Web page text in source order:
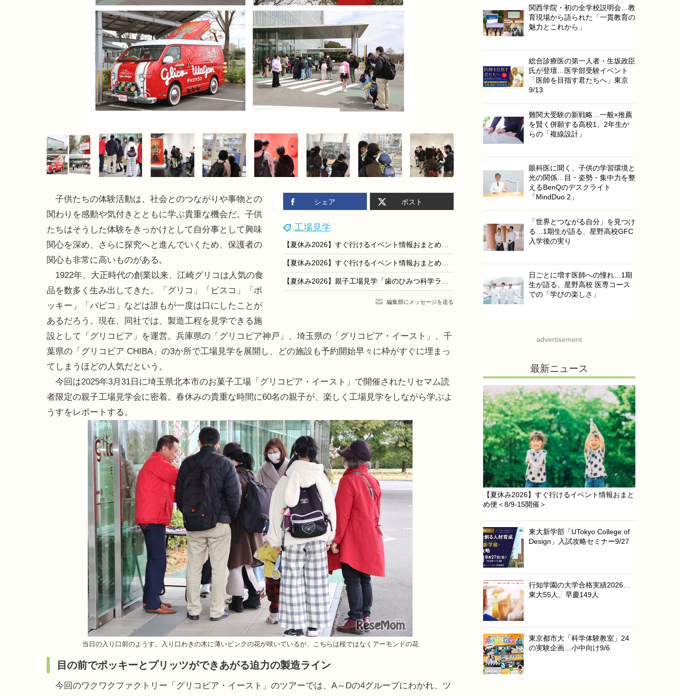
シェア ポスト
工場見学
【夏休み2026】すぐ行けるイベント情報おまとめ便＜8/9-15開催＞
【夏休み2026】すぐ行けるイベント情報おまとめ便＜8/2-8開催＞
【夏休み2026】親子工場見学「歯のひみつ科学ラボ」8/21…ホワイトエッセンス
編集部にメッセージを送る
子供たちの体験活動は、社会とのつながりや事物との
関わりを感動や気付きとともに学ぶ貴重な機会だ。子供
たちはそうした体験をきっかけとして自分事として興味
関心を深め、さらに探究へと進んでいくため、保護者の
関心も非常に高いものがある。
1922年、大正時代の創業以来、江崎グリコは人気の食
品を数多く生み出してきた。「グリコ」「ビスコ」「ポ
ッキー」「パピコ」などは誰もが一度は口にしたことが
あるだろう。現在、同社では、製造工程を見学できる施
設として「グリコピア」を運営。兵庫県の「グリコピア神戸」、埼玉県の「グリコピア・イースト」、千
葉県の「グリコピア CHIBA」の3か所で工場見学を展開し、どの施設も予約開始早々に枠がすぐに埋まっ
てしまうほどの人気だという。
今回は2025年3月31日に埼玉県北本市のお菓子工場「グリコピア・イースト」で開催されたリセマム読
者限定の親子工場見学会に密着。春休みの貴重な時間に60名の親子が、楽しく工場見学をしながら学ぶよ
うすをレポートする。
当日の入り口前のようす。入り口わきの木に薄いピンクの花が咲いているが、こちらは桜ではなくアーモンドの花
目の前でポッキーとプリッツができあがる迫力の製造ライン
今回のワクワクファクトリー「グリコピア・イースト」のツアーでは、A～Dの4グループにわかれ、ツ
関西学院・初の全学校説明会…教
育現場から語られた「一貫教育の
魅力とこれから」
総合診療医の第一人者・生坂政臣
氏が登壇…医学部受験イベント
「医師を目指す君たちへ」東京
9/13
難関大受験の新戦略…一般×推薦
を賢く併願する高校1、2年生か
らの「複線設計」
眼科医に聞く、子供の学習環境と
光の関係…目・姿勢・集中力を整
えるBenQのデスクライト
「MindDuo 2」
「世界とつながる自分」を見つけ
る…1期生が語る、星野高校GFC
入学後の実り
日ごとに増す医師への憧れ…1期
生が語る、星野高校 医専コース
での「学びの楽しさ」
advertisement
最新ニュース
【夏休み2026】すぐ行けるイベント情報おまと
め便＜8/9-15開催＞
東大新学部「UTokyo College of
Design」入試攻略セミナー9/27
行知学園の大学合格実績2026…
東大55人、早慶149人
東京都市大「科学体験教室」24
の実験企画…小中向け9/6